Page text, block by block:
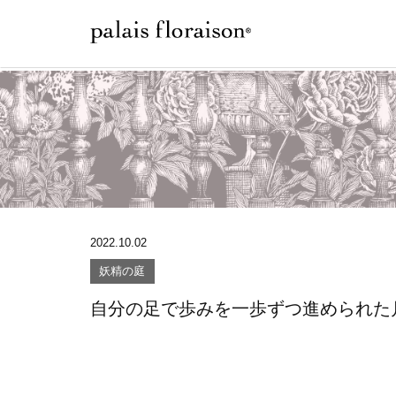
2022.10.02
妖精の庭
自分の足で歩みを一歩ずつ進められた